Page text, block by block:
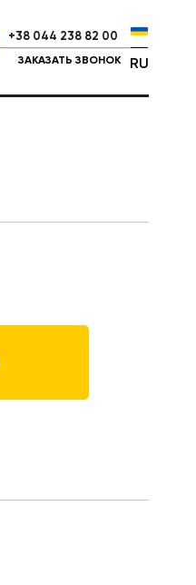
+38 044 238 82 00
ЗАКАЗАТЬ ЗВОНОК RU